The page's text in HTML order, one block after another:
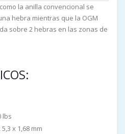
la anilla convencional se
hebra mientras que la OGM
sobre 2 hebras en las zonas de
lbs
x 1,68 mm